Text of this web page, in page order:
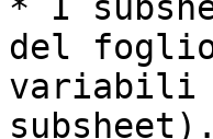
del
variabili
subsheet).